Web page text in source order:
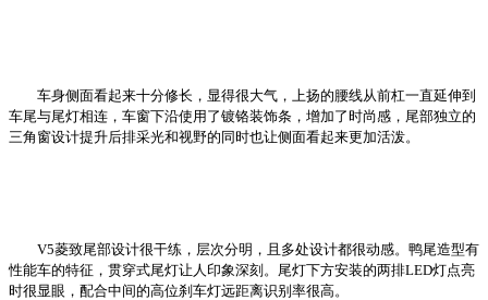
车身侧面看起来十分修长，显得很大气，上扬的腰线从前杠一直延伸到
车尾与尾灯相连，车窗下沿使用了镀铬装饰条，增加了时尚感，尾部独立的
三角窗设计提升后排采光和视野的同时也让侧面看起来更加活泼。
V5菱致尾部设计很干练，层次分明，且多处设计都很动感。鸭尾造型有
性能车的特征，贯穿式尾灯让人印象深刻。尾灯下方安装的两排LED灯点亮
时很显眼，配合中间的高位刹车灯远距离识别率很高。